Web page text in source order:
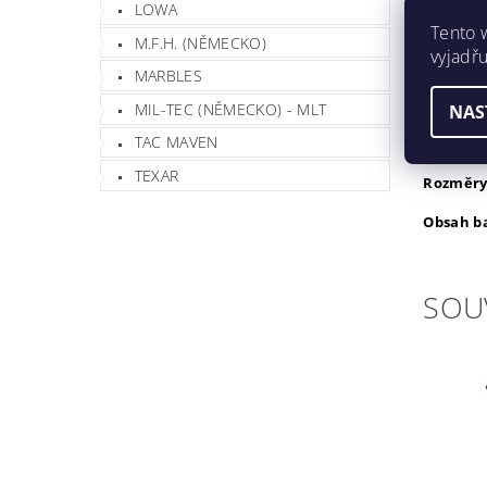
LOWA
M.F.H. (NĚMECKO)
MARBLES
MIL-TEC (NĚMECKO) - MLT
TAC MAVEN
TEXAR
2 x
1 x
Vzadu
Celý
Obsah
Tento